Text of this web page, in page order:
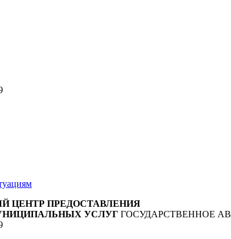
ЦЕНТР ПРЕДОСТАВЛЕНИЯ
УСЛУГ ГОСУДАРСТВЕННОЕ